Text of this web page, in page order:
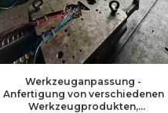
Werkzeuganpassung -
Anfertigung von verschiedenen
Werkzeugprodukten,